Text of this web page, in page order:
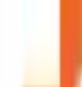
행복충전